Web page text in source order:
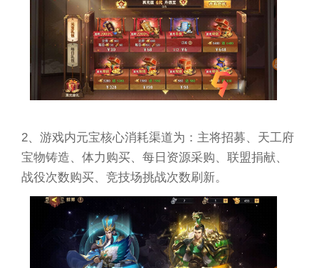
2、游戏内元宝核心消耗渠道为：主将招募、天工府
宝物铸造、体力购买、每日资源采购、联盟捐献、
战役次数购买、竞技场挑战次数刷新。